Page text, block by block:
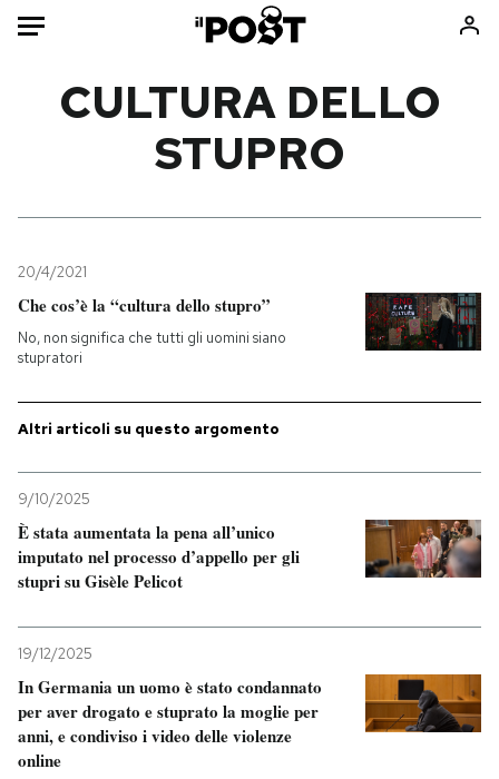
Mondo
Tecnologia
Internet
Scienza
Libri
Ok Boomer!
Media
PODCAST
I MIEI PREFERITI
SHOP
CULTURA DELLO
STUPRO
20/4/2021
Che cos’è la “cultura dello stupro”
No, non significa che tutti gli uomini siano
stupratori
Altri articoli su questo argomento
9/10/2025
È stata aumentata la pena all’unico
imputato nel processo d’appello per gli
stupri su Gisèle Pelicot
19/12/2025
In Germania un uomo è stato condannato
per aver drogato e stuprato la moglie per
anni, e condiviso i video delle violenze
online